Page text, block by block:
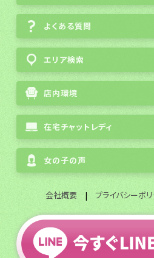
よくある質問
エリア検索
店内環境
在宅チャットレディ
女の子の声
会社概要| プライバシーポ
全国通勤チャット